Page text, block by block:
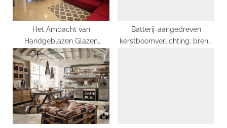
Het Ambacht van
Handgeblazen Glazen
Lampen: Kunstzinnig en
Uniek
Batterij-aangedreven
kerstboomverlichting: breng